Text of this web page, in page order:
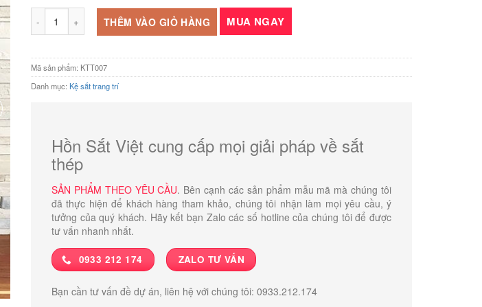
Kệ sắt trang trí nghệ thuật - KTT007 số lượng
THÊM VÀO GIỎ HÀNG MUA NGAY
Mã sản phẩm: KTT007
Danh mục: Kệ sắt trang trí
Hồn Sắt Việt cung cấp mọi giải pháp về sắt
thép
SẢN PHẨM THEO YÊU CẦU. Bên cạnh các sản phẩm mẫu mã mà chúng tôi
đã thực hiện để khách hàng tham khảo, chúng tôi nhận làm mọi yêu cầu, ý
tưởng của quý khách. Hãy kết bạn Zalo các số hotline của chúng tôi để được
tư vấn nhanh nhất.
0933 212 174 ZALO TƯ VẤN
Bạn cần tư vấn đề dự án, liên hệ với chúng tôi: 0933.212.174